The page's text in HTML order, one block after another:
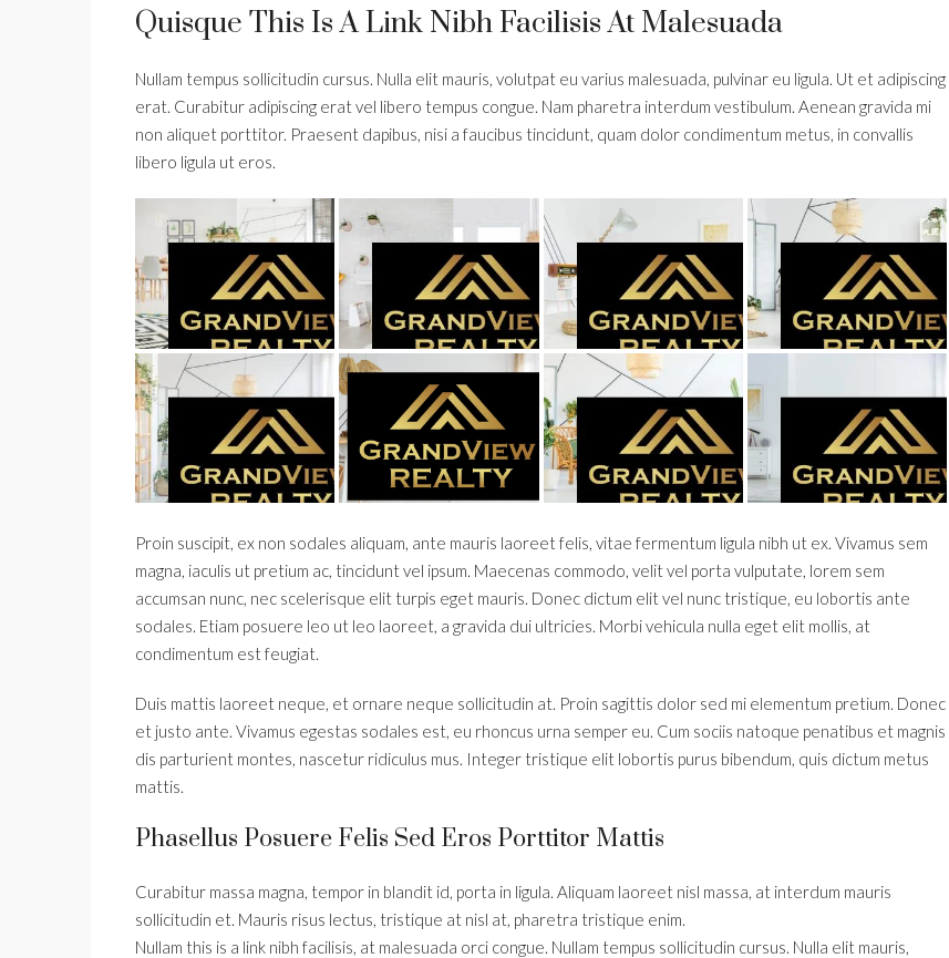
Quisque This Is A Link Nibh Facilisis At Malesuada
Nullam tempus sollicitudin cursus. Nulla elit mauris, volutpat eu varius malesuada, pulvinar eu ligula. Ut et adipiscing
erat. Curabitur adipiscing erat vel libero tempus congue. Nam pharetra interdum vestibulum. Aenean gravida mi
non aliquet porttitor. Praesent dapibus, nisi a faucibus tincidunt, quam dolor condimentum metus, in convallis
libero ligula ut eros.
Proin suscipit, ex non sodales aliquam, ante mauris laoreet felis, vitae fermentum ligula nibh ut ex. Vivamus sem
magna, iaculis ut pretium ac, tincidunt vel ipsum. Maecenas commodo, velit vel porta vulputate, lorem sem
accumsan nunc, nec scelerisque elit turpis eget mauris. Donec dictum elit vel nunc tristique, eu lobortis ante
sodales. Etiam posuere leo ut leo laoreet, a gravida dui ultricies. Morbi vehicula nulla eget elit mollis, at
condimentum est feugiat.
Duis mattis laoreet neque, et ornare neque sollicitudin at. Proin sagittis dolor sed mi elementum pretium. Donec
et justo ante. Vivamus egestas sodales est, eu rhoncus urna semper eu. Cum sociis natoque penatibus et magnis
dis parturient montes, nascetur ridiculus mus. Integer tristique elit lobortis purus bibendum, quis dictum metus
mattis.
Phasellus Posuere Felis Sed Eros Porttitor Mattis
Curabitur massa magna, tempor in blandit id, porta in ligula. Aliquam laoreet nisl massa, at interdum mauris
sollicitudin et. Mauris risus lectus, tristique at nisl at, pharetra tristique enim.
Nullam this is a link nibh facilisis, at malesuada orci congue. Nullam tempus sollicitudin cursus. Nulla elit mauris,